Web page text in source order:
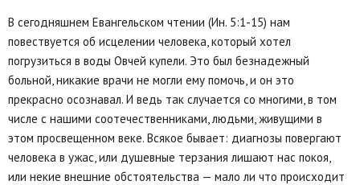
В сегодняшнем Евангельском чтении (Ин. 5:1-15) нам
повествуется об исцелении человека, который хотел
погрузиться в воды Овчей купели. Это был безнадежный
больной, никакие врачи не могли ему помочь, и он это
прекрасно осознавал. И ведь так случается со многими, в том
числе с нашими соотечественниками, людьми, живущими в
этом просвещенном веке. Всякое бывает: диагнозы повергают
человека в ужас, или душевные терзания лишают нас покоя,
или некие внешние обстоятельства — мало ли что происходит